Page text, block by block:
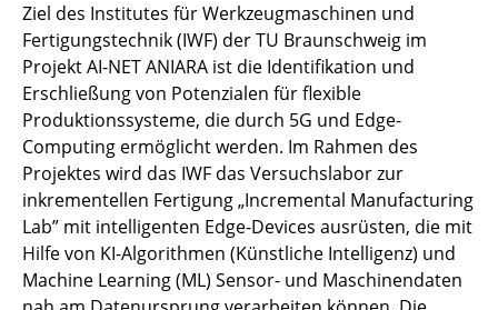
Ziel des Institutes für Werkzeugmaschinen und
Fertigungstechnik (IWF) der TU Braunschweig im
Projekt AI-NET ANIARA ist die Identifikation und
Erschließung von Potenzialen für flexible
Produktionssysteme, die durch 5G und Edge-
Computing ermöglicht werden. Im Rahmen des
Projektes wird das IWF das Versuchslabor zur
inkrementellen Fertigung „Incremental Manufacturing
Lab” mit intelligenten Edge-Devices ausrüsten, die mit
Hilfe von KI-Algorithmen (Künstliche Intelligenz) und
Machine Learning (ML) Sensor- und Maschinendaten